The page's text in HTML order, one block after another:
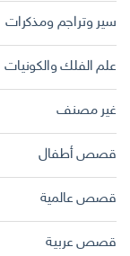
سير وتراجم ومذكرات
علم الفلك والكونيات
غير مصنف
قصص أطفال
قصص عالمية
قصص عربية